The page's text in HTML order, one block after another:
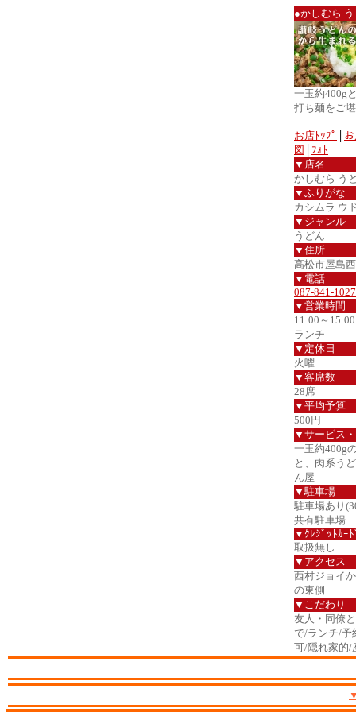
●かしむら
一玉約400g
打ち麺をご
お店ﾄｯﾌﾟ
図
ﾌｫﾄ
▼店名
かしむら う
▼ふりがな
カシムラ ウ
▼ジャンル
うどん
▼住所
高松市屋島
▼電話
087-841-1027
▼営業時間
11:00～
ランチ
▼定休日
火曜
▼客席数
28席
▼平均予算
500円
▼サービス
一玉約400g
と、肉系う
ん屋
▼駐車場
駐車場あり
共有駐車場
▼ｸﾚｼﾞｯﾄｶｰﾄ
取扱無し
▼アクセス
西村ジョイ
の東側
▼こだわり
友人・同僚
で/ランチ/予
可/隠れ家的/